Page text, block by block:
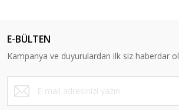
E-BÜLTEN
Kampanya ve duyurulardan ilk siz haberdar